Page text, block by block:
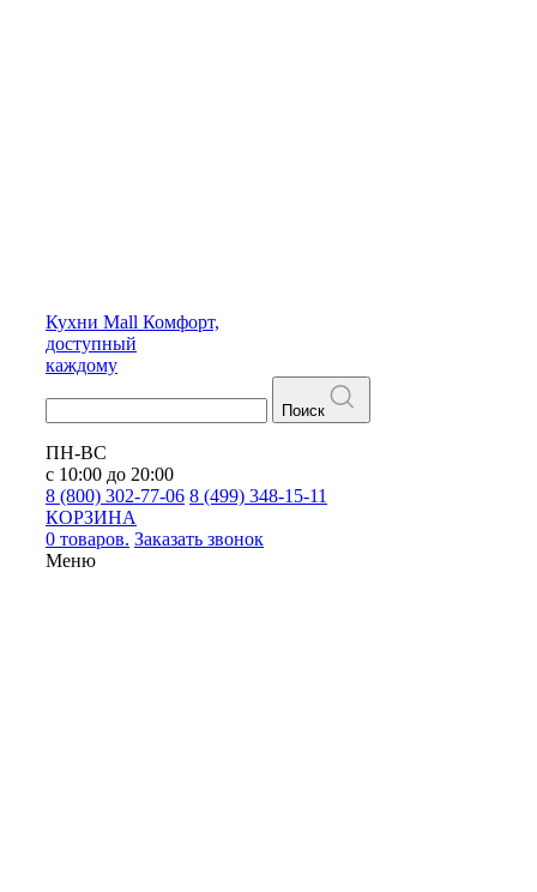
Кухни Mall Комфорт,
доступный
каждому
Поиск
ПН-ВС
с 10:00 до 20:00
8 (800) 302-77-06 8 (499) 348-15-11
КОРЗИНА
0 товаров. Заказать звонок
Меню